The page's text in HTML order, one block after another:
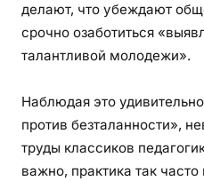
делают, что убеждают
срочно озаботиться
талантливой молодежи».
Наблюдая это
против безталанности»,
труды классиков
важно, практика так